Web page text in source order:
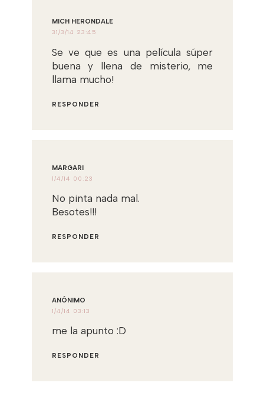
MICH HERONDALE
31/3/14 23:45
Se ve que es una película súper
buena y llena de misterio, me
llama mucho!
RESPONDER
MARGARI
1/4/14 00:23
No pinta nada mal.
Besotes!!!
RESPONDER
ANÓNIMO
1/4/14 03:13
me la apunto :D
RESPONDER